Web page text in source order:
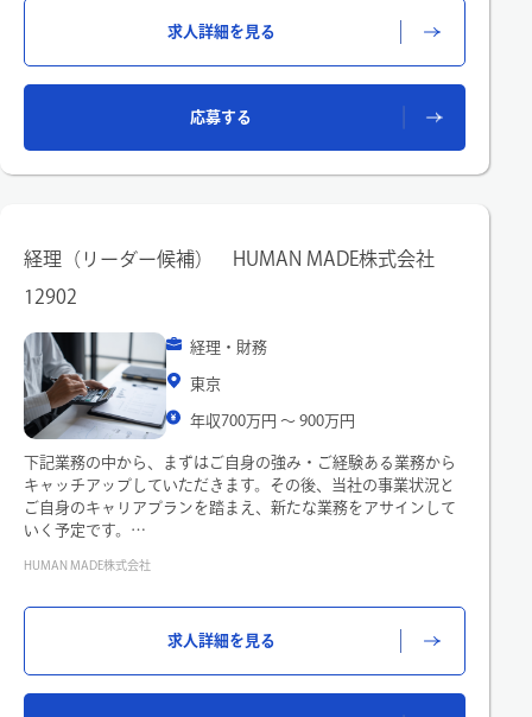
・会計基準・税務に則した内部統制の構築と運用
求人詳細を見る
応募する
経理（リーダー候補） HUMAN MADE株式会社
12902
経理・財務
東京
年収700万円 〜 900万円
下記業務の中から、まずはご自身の強み・ご経験ある業務から
キャッチアップしていただきます。その後、当社の事業状況と
ご自身のキャリアプランを踏まえ、新たな業務をアサインして
いく予定です。
■メイン業務
・連結財務諸表の作成、連結修正仕訳の実行、子会社からの連
HUMAN MADE株式会社
求人詳細を見る